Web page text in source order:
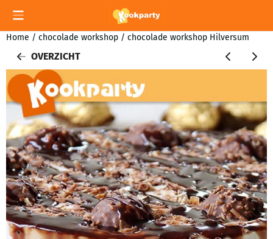
Cookievoorkeuren zijn momenteel gesloten.
Home / chocolade workshop / chocolade workshop Hilversum
OVERZICHT